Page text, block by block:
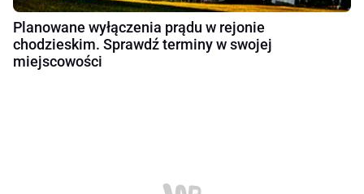
Planowane wyłączenia prądu w rejonie
chodzieskim. Sprawdź terminy w swojej
miejscowości